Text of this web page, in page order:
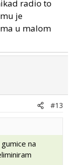
radio to
je
u malom
#13
na